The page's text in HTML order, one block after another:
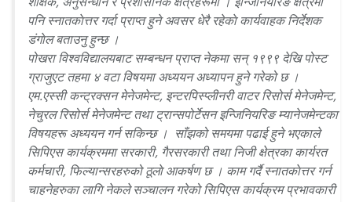
पनि स्नातकाेत्तर गर्दा प्राप्त हुने अवसर धेरै रहेकाे कार्यवाहक निर्देशक
डंगाेल बताउनु हुन्छ ।
पोखरा विश्वविद्यालयबाट सम्बन्धन प्राप्त नेकमा सन् १९९९ देखि पोस्ट
ग्राजुएट तहमा ४ वटा विषयमा अध्ययन अध्यापन हुने गरेको छ ।
एम.एस्सी कन्ट्रक्सन मेनेजमेन्ट, इन्टरपिस्प्लीनरी वाटर रिसोर्स मेनेजमेन्ट,
नेचुरल रिसोर्स मेनेजमेन्ट तथा ट्रान्सपोर्टेसन इन्जिनियरिङ म्यानेजमेन्टका
विषयहरू अध्ययन गर्न सकिन्छ । साँझको समयमा पढाई हुने भएकाले
सिपिएस कार्यक्रममा सरकारी, गैरसरकारी तथा निजी क्षेत्रका कार्यरत
कर्मचारी, फिल्यान्सरहरुको ठूलाे आकर्षण छ । काम गर्दै स्नातकाेत्तर गर्न
चाहनेहरुका लागि नेकले सञ्चालन गरेको सिपिएस कार्यक्रम प्रभावकारी